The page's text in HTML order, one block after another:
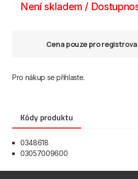
Není skladem /
Cena pouze pro
Pro nákup se přihlaste.
Kódy produktu
0348618
03057009600